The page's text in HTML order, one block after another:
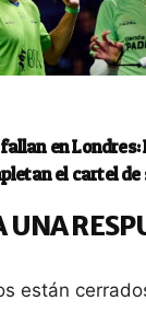
en Londres:
el cartel
UNA
están